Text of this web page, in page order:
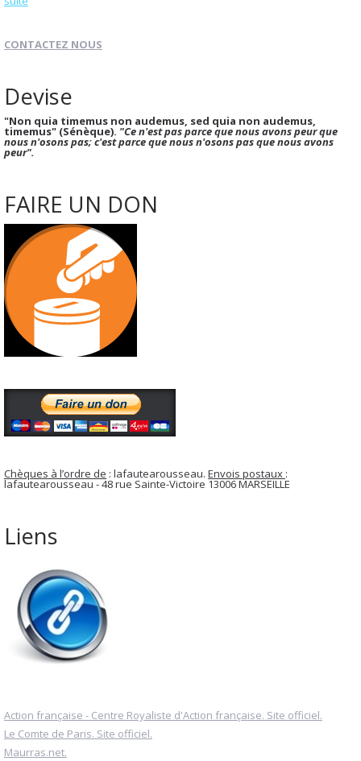
CONTACTEZ NOUS
Devise
"Non quia timemus non audemus, sed quia non audemus,
timemus" (Sénèque). "Ce n'est pas parce que nous avons peur que
nous n'osons pas; c'est parce que nous n'osons pas que nous avons
peur".
FAIRE UN DON
Chèques à l’ordre de : lafautearousseau. Envois postaux :
lafautearousseau - 48 rue Sainte-Victoire 13006 MARSEILLE
Liens
Action française - Centre Royaliste d'Action française. Site officiel.
Le Comte de Paris. Site officiel.
Maurras.net.